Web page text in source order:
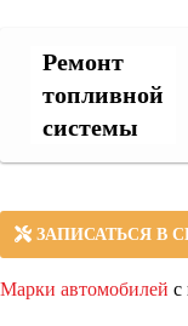
Ремонт
топливной
системы
ЗАПИСАТЬСЯ В
Марки автомобилей с